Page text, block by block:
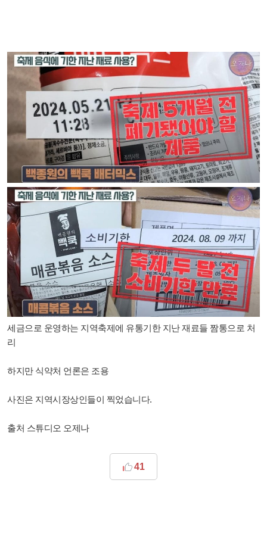
세금으로 운영하는 지역축제에 유통기한 지난 재료들 짬통으로 처
리
하지만 식약처 언론은 조용
사진은 지역시장상인들이 찍었습니다.
출처 스튜디오 오제나
41